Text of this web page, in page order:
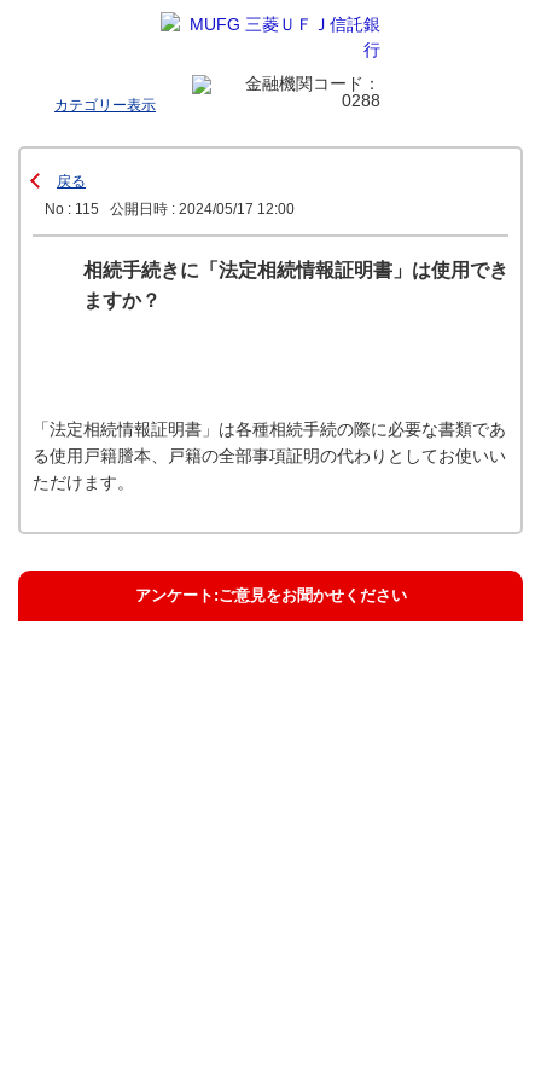
カテゴリー表示
戻る
No : 115
公開日時 : 2024/05/17 12:00
相続手続きに「法定相続情報証明書」は使用でき
ますか？
「法定相続情報証明書」は各種相続手続の際に必要な書類であ
る使用戸籍謄本、戸籍の全部事項証明の代わりとしてお使いい
ただけます。
アンケート:ご意見をお聞かせください